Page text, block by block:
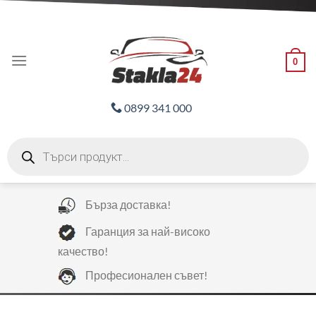
0
0899 341 000
search
Бърза доставка!
Гаранция за най-високо
качество!
Професионален съвет!